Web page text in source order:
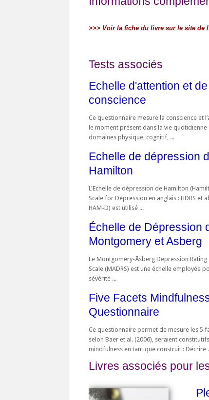
>>> Voir la fiche du livre sur le site de
Tests associés
Echelle d'attention et
conscience
Ce questionnaire mesure la conscience et
le moment présent dans la vie quotidienne
domaines physique, cognitif, ...
Echelle de dépression
Hamilton
L'Echelle de dépression de Hamilton
Scale for Depression en anglais : HDRS et
HAM-D) est utilisé ...
Échelle de Dépression
Montgomery et Asberg
Le Montgomery-Åsberg Depression Rating
Scale (MADRS) est une échelle employée
sévérité ...
Five Facets
Questionnaire
Ce questionnaire permet de mesure les 5
selon Baer et al. (2006), seraient
mindfulness en tant que construit : Décrire
Livres associés pour